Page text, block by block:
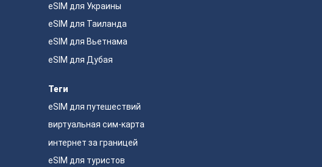
eSIM для Украины
eSIM для Таиланда
eSIM для Вьетнама
eSIM для Дубая
Теги
eSIM для путешествий
виртуальная сим-карта
интернет за границей
eSIM для туристов